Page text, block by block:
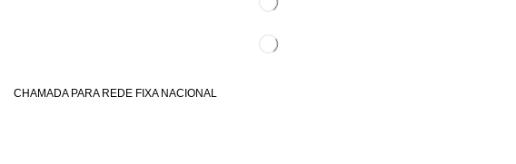
CHAMADA PARA REDE FIXA NACIONAL